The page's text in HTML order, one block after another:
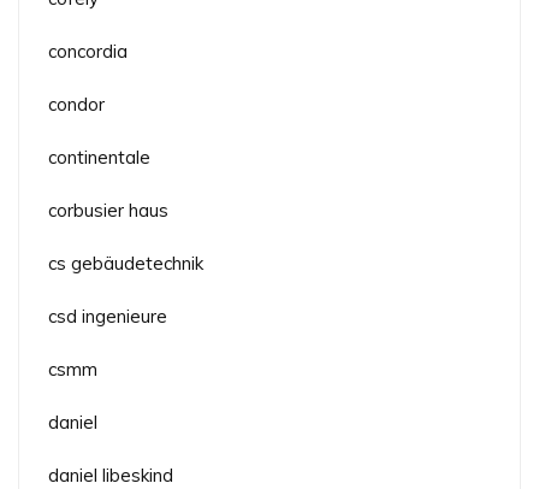
concordia
condor
continentale
corbusier haus
cs gebäudetechnik
csd ingenieure
csmm
daniel
daniel libeskind